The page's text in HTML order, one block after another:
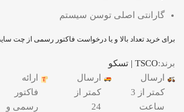
گارانتی اصلی توسن سیستم
برای خرید تعداد بالا و یا درخواست فاکتور رسمی از چت
برند:TSCO | تسکو
ارسال
کمتر از 3
ساعت
ارسال
کمتر از
24
ارائه
فاکتور
رسمی و